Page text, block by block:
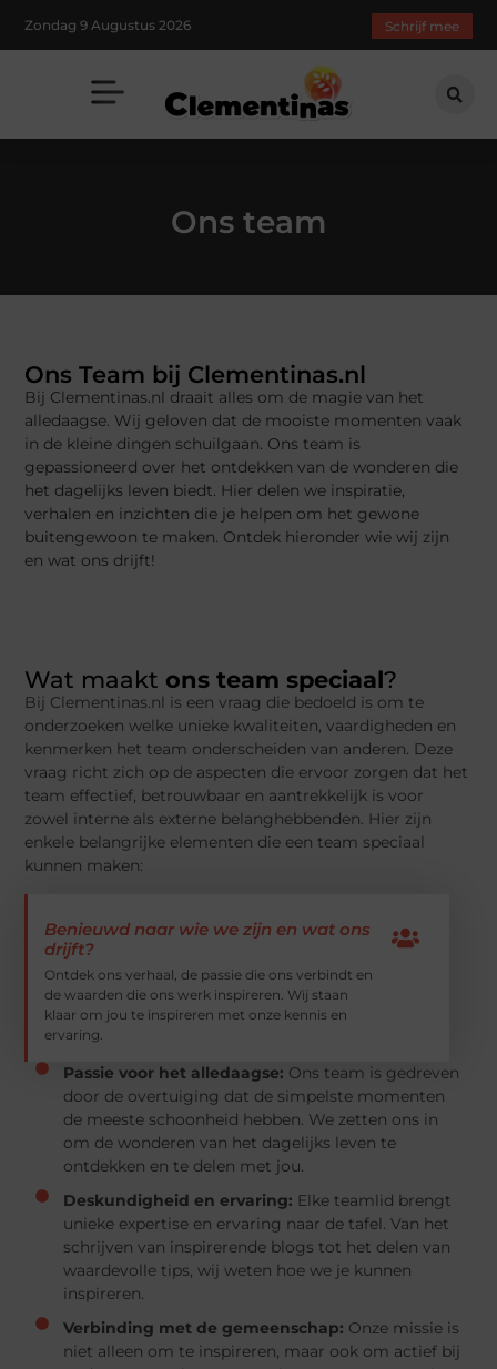
Zondag 9 Augustus 2026 Schrijf mee
Ons team
Ons Team bij Clementinas.nl
Bij Clementinas.nl draait alles om de magie van het
alledaagse. Wij geloven dat de mooiste momenten vaak
in de kleine dingen schuilgaan. Ons team is
gepassioneerd over het ontdekken van de wonderen die
het dagelijks leven biedt. Hier delen we inspiratie,
verhalen en inzichten die je helpen om het gewone
buitengewoon te maken. Ontdek hieronder wie wij zijn
en wat ons drijft!
Wat maakt ons team speciaal?
Bij Clementinas.nl is een vraag die bedoeld is om te
onderzoeken welke unieke kwaliteiten, vaardigheden en
kenmerken het team onderscheiden van anderen. Deze
vraag richt zich op de aspecten die ervoor zorgen dat het
team effectief, betrouwbaar en aantrekkelijk is voor
zowel interne als externe belanghebbenden. Hier zijn
enkele belangrijke elementen die een team speciaal
kunnen maken:
Benieuwd naar wie we zijn en wat ons
drijft?
Ontdek ons verhaal, de passie die ons verbindt en
de waarden die ons werk inspireren. Wij staan
klaar om jou te inspireren met onze kennis en
ervaring.
Passie voor het alledaagse: Ons team is gedreven
door de overtuiging dat de simpelste momenten
de meeste schoonheid hebben. We zetten ons in
om de wonderen van het dagelijks leven te
ontdekken en te delen met jou.
Deskundigheid en ervaring: Elke teamlid brengt
unieke expertise en ervaring naar de tafel. Van het
schrijven van inspirerende blogs tot het delen van
waardevolle tips, wij weten hoe we je kunnen
inspireren.
Verbinding met de gemeenschap: Onze missie is
niet alleen om te inspireren, maar ook om actief bij